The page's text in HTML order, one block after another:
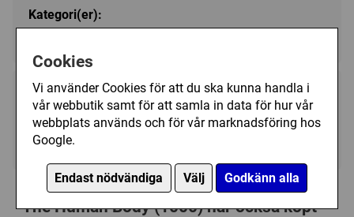
Cookies
Vi använder Cookies för att du ska kunna handla i
vår webbutik samt för att samla in data för hur vår
webbplats används och för vår marknadsföring hos
Google.
Endast nödvändiga Välj Godkänn alla
Kategori(er):
169 kr Bevaka
Tillfälligt slut
Personer som har köpt EuroGraphics:
The Human Body (1000) har också köpt